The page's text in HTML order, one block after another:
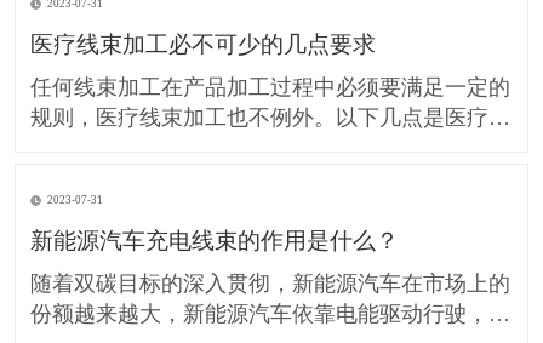
展的重要因素。 储能是推动化石能源向可再生能
源更替的关键技术，主要是解决新能源发电不稳
定、时间错配以及能源浪费等问题，
2023-07-31
医疗线束加工必不可少的几点要求
任何线束加工在产品加工过程中必须要满足一定的
规则，医疗线束加工也不例外。以下几点是医疗线
技术性能，并能便于组装及维修。 ⑵医疗线束加
工必须有利于提高金属材料的利用率，减少材料的
品种和规格，尽可能降低材料的
2023-07-31
新能源汽车充电线束的作用是什么？
随着双碳目标的深入贯彻，新能源汽车在市场上的
份额越来越大，新能源汽车依靠电能驱动行驶，充